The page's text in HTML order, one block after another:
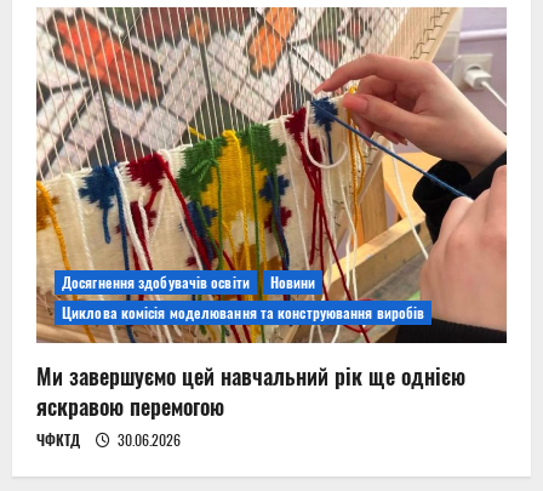
Досягнення здобувачів освіти
Новини
Циклова комісія моделювання та конструювання виробів
Ми завершуємо цей навчальний рік ще однією
яскравою перемогою
ЧФКТД 30.06.2026